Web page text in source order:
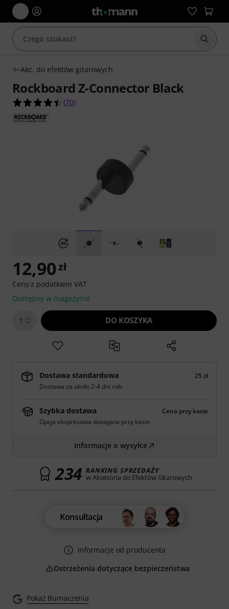
Akc. do efektów gitarowych
Rockboard Z-Connector Black
4.5 na 5 gwiazdek z 70 ocen klientów
(70)
Pokaż tłumaczenia
12,90zł
Ceny z podatkiem VAT
Dostępny w magazynie
1 DO KOSZYKA
Dostawa standardowa
25 zł
Dostawa za około 2-4 dni rob.
Szybka dostawa
Cena przy kasie
Opcja ekspresowa dostępna przy kasie.
Informacje o wysyłce
234 RANKING SPRZEDAŻY
w Akcesoria do Efektów Gitarowych
Konsultacja
Informacje od producenta
Ostrzeżenia dotyczące bezpieczeństwa